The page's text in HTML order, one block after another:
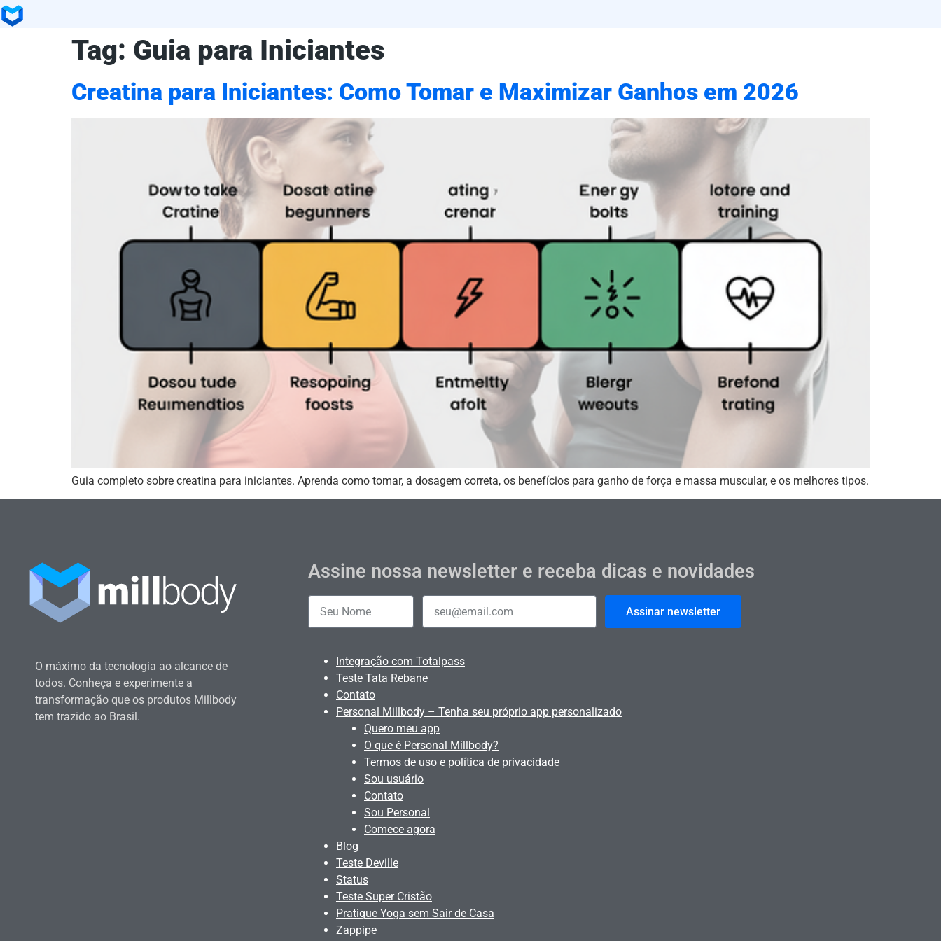
Tag: Guia para Iniciantes
Creatina para Iniciantes: Como Tomar e Maximizar Ganhos em 2026
Guia completo sobre creatina para iniciantes. Aprenda como tomar, a dosagem correta, os benefícios para ganho de força e massa muscular, e os melhores tipos.
O máximo da tecnologia ao alcance de
todos. Conheça e experimente a
transformação que os produtos Millbody
tem trazido ao Brasil.
Assine nossa newsletter e receba dicas e novidades
Assinar newsletter
Integração com Totalpass
Teste Tata Rebane
Contato
Personal Millbody – Tenha seu próprio app personalizado
Quero meu app
O que é Personal Millbody?
Termos de uso e política de privacidade
Sou usuário
Contato
Sou Personal
Comece agora
Blog
Teste Deville
Status
Teste Super Cristão
Pratique Yoga sem Sair de Casa
Zappipe